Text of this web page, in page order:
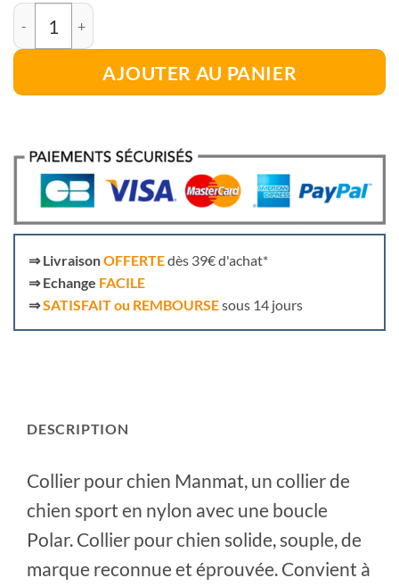
quantité de Collier pour chien Manmat: collier de chien sport en
AJOUTER AU PANIER
⇒ LivraisonOFFERTEdès 39€ d'achat*
⇒ Echange FACILE
⇒SATISFAIT ou REMBOURSEsous 14 jours
DESCRIPTION
Collier pour chien Manmat, un collier de
chien sport en nylon avec une boucle
Polar. Collier pour chien solide, souple, de
marque reconnue et éprouvée. Convient à